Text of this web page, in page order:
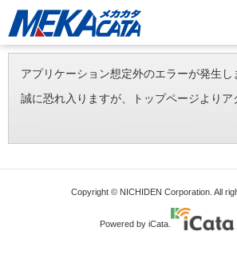
アプリケーション想定外のエラーが発生
誠に恐れ入りますが、トップページより
Copyright © NICHIDEN Corporation. All
Powered by iCata.